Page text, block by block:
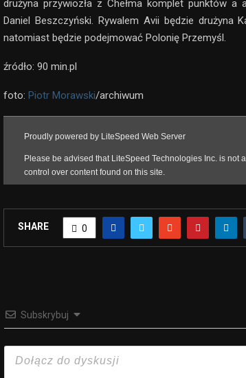
drużyna przywiozła z Chełma komplet punktów
Daniel Beszczyński. Rywalem Avii będzie drużyna
natomiast będzie podejmować Polonię Przemyśl.
źródło: 90 min.pl
foto: Piotr Morawski/archiwum
SHARE 0
Subskrybuj